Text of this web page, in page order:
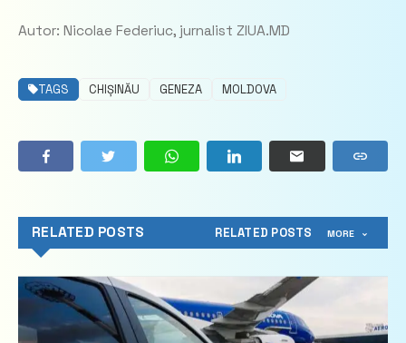
Autor: Nicolae Federiuc, jurnalist ZIUA.MD
TAGS CHIȘINĂU GENEZA MOLDOVA
RELATED POSTS RELATED POSTS MORE